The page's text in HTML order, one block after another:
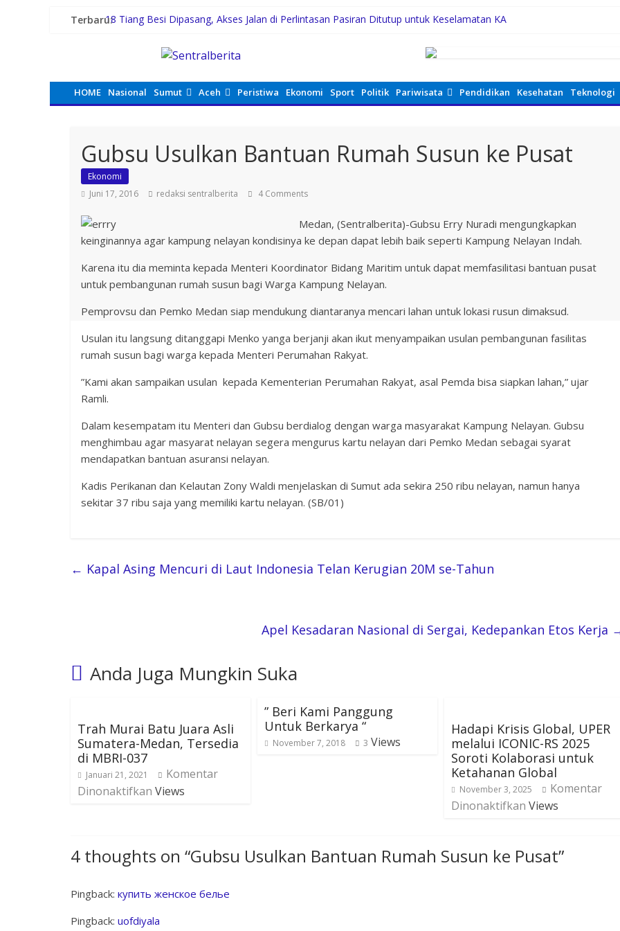
Terbaru:18 Tiang Besi Dipasang, Akses Jalan di Perlintasan Pasiran Ditutup untuk Keselamatan KA
Rico Waas Dorong IPSM Medan Jadi Mitra Strategis Pemerintah dan Turun Tangani Persoalan Sosial Warga
Tertinggal dari Kelurahan Lain, DPRD Medan Desak Wali Kota Perhatikan Simalingkar B
HOME Nasional Sumut Aceh Peristiwa Ekonomi Sport Politik Pariwisata Pendidikan Kesehatan Teknologi
Gubsu Usulkan Bantuan Rumah Susun ke Pusat
Ekonomi
Juni 17, 2016
redaksi sentralberita 4 Comments
Medan, (Sentralberita)-Gubsu Erry Nuradi mengungkapkan
keinginannya agar kampung nelayan kondisinya ke depan dapat lebih baik seperti Kampung Nelayan Indah.
Karena itu dia meminta kepada Menteri Koordinator Bidang Maritim untuk dapat memfasilitasi bantuan pusat
untuk pembangunan rumah susun bagi Warga Kampung Nelayan.
Pemprovsu dan Pemko Medan siap mendukung diantaranya mencari lahan untuk lokasi rusun dimaksud.
Usulan itu langsung ditanggapi Menko yanga berjanji akan ikut menyampaikan usulan pembangunan fasilitas
rumah susun bagi warga kepada Menteri Perumahan Rakyat.
”Kami akan sampaikan usulan kepada Kementerian Perumahan Rakyat, asal Pemda bisa siapkan lahan,” ujar
Ramli.
Dalam kesempatam itu Menteri dan Gubsu berdialog dengan warga masyarakat Kampung Nelayan. Gubsu
menghimbau agar masyarat nelayan segera mengurus kartu nelayan dari Pemko Medan sebagai syarat
mendapatkan bantuan asuransi nelayan.
Kadis Perikanan dan Kelautan Zony Waldi menjelaskan di Sumut ada sekira 250 ribu nelayan, namun hanya
sekitar 37 ribu saja yang memiliki kartu nelayan. (SB/01)
← Kapal Asing Mencuri di Laut Indonesia Telan Kerugian 20M se-Tahun
Apel Kesadaran Nasional di Sergai, Kedepankan Etos Kerja
Anda Juga Mungkin Suka
Trah Murai Batu Juara Asli
Sumatera-Medan, Tersedia
di MBRI-037
Januari 21, 2021
Komentar
Dinonaktifkan Views
” Beri Kami Panggung
Untuk Berkarya “
November 7, 2018 3 Views
Hadapi Krisis Global, UPER
melalui ICONIC-RS 2025
Soroti Kolaborasi untuk
Ketahanan Global
November 3, 2025
Komentar
Dinonaktifkan Views
4 thoughts on “Gubsu Usulkan Bantuan Rumah Susun ke Pusat”
Pingback: купить женское белье
Pingback: uofdiyala